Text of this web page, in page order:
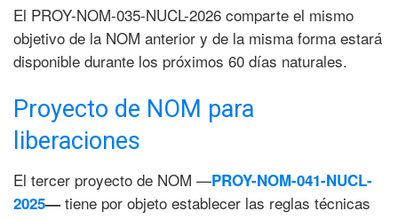
El PROY-NOM-035-NUCL-2026 comparte el mismo
objetivo de la NOM anterior y de la misma forma estará
disponible durante los próximos 60 días naturales.
Proyecto de NOM para
liberaciones
El tercer proyecto de NOM —PROY-NOM-041-NUCL-
2025— tiene por objeto establecer las reglas técnicas